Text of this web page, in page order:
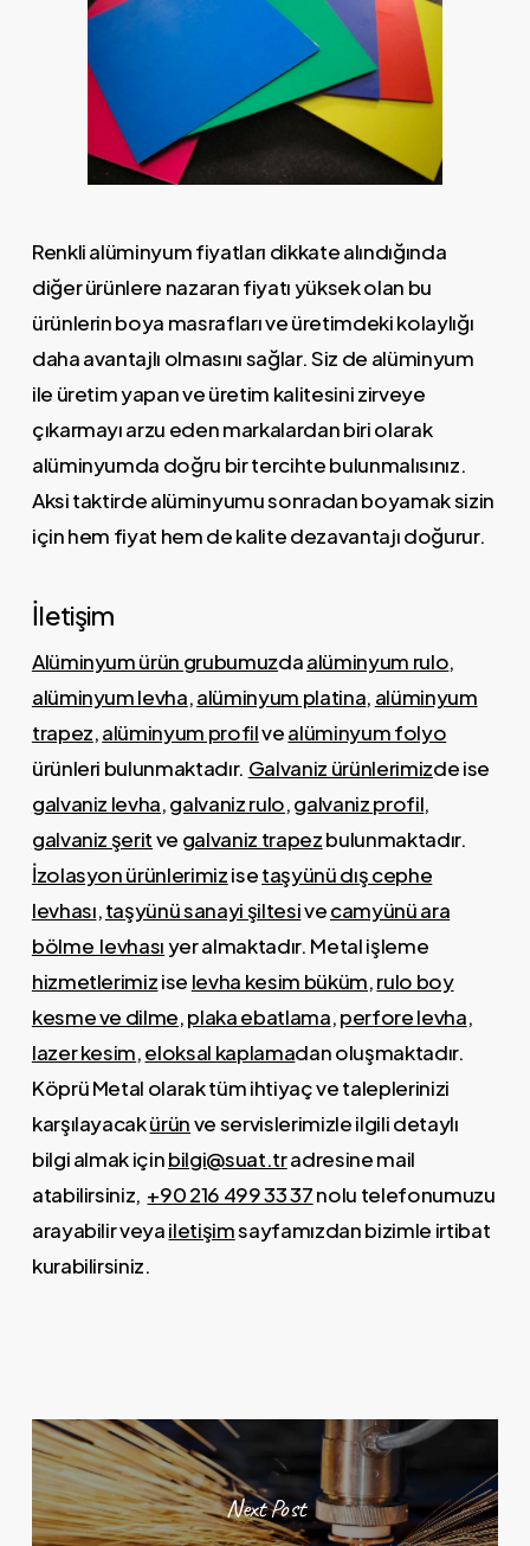
Renkli alüminyum fiyatları dikkate alındığında
diğer ürünlere nazaran fiyatı yüksek olan bu
ürünlerin boya masrafları ve üretimdeki kolaylığı
daha avantajlı olmasını sağlar. Siz de alüminyum
ile üretim yapan ve üretim kalitesini zirveye
çıkarmayı arzu eden markalardan biri olarak
alüminyumda doğru bir tercihte bulunmalısınız.
Aksi taktirde alüminyumu sonradan boyamak sizin
için hem fiyat hem de kalite dezavantajı doğurur.
İletişim
Alüminyum ürün grubumuzdaalüminyum rulo,
alüminyum levha,alüminyum platina, alüminyum
trapez,alüminyum profilvealüminyum folyo
ürünleri bulunmaktadır. Galvaniz ürünlerimizde ise
galvaniz levha,galvaniz rulo,galvaniz profil,
galvaniz şeritve galvaniz trapezbulunmaktadır.
İzolasyon ürünlerimizisetaşyünü dış cephe
levhası,taşyünü sanayi şiltesivecamyünü ara
bölme levhasıyer almaktadır. Metal işleme
hizmetlerimizise levha kesim büküm,rulo boy
kesme ve dilme,plaka ebatlama,perfore levha,
lazer kesim,eloksal kaplamadan oluşmaktadır.
Köprü Metal olarak tüm ihtiyaç ve taleplerinizi
karşılayacakürünve servislerimizle ilgili detaylı
bilgi almak içinbilgi@suat.tradresine mail
atabilirsiniz, +90 216 499 33 37nolu telefonumuzu
arayabilir veyailetişimsayfamızdan bizimle irtibat
kurabilirsiniz.
Next Post